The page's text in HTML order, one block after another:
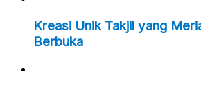
Kreasi Unik Takjil yang
Berbuka